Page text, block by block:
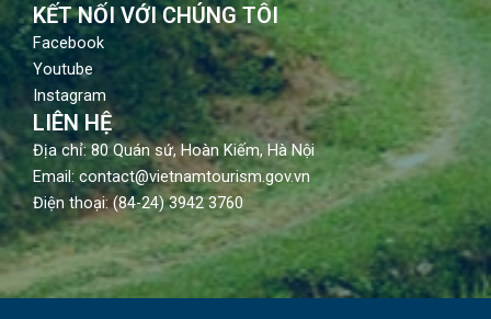
KẾT NỐI VỚI CHÚNG TÔI
Facebook
Youtube
Instagram
LIÊN HỆ
Địa chỉ: 80 Quán sứ, Hoàn Kiếm, Hà Nội
Email: contact@vietnamtourism.gov.vn
Điện thoại: (84-24) 3942 3760